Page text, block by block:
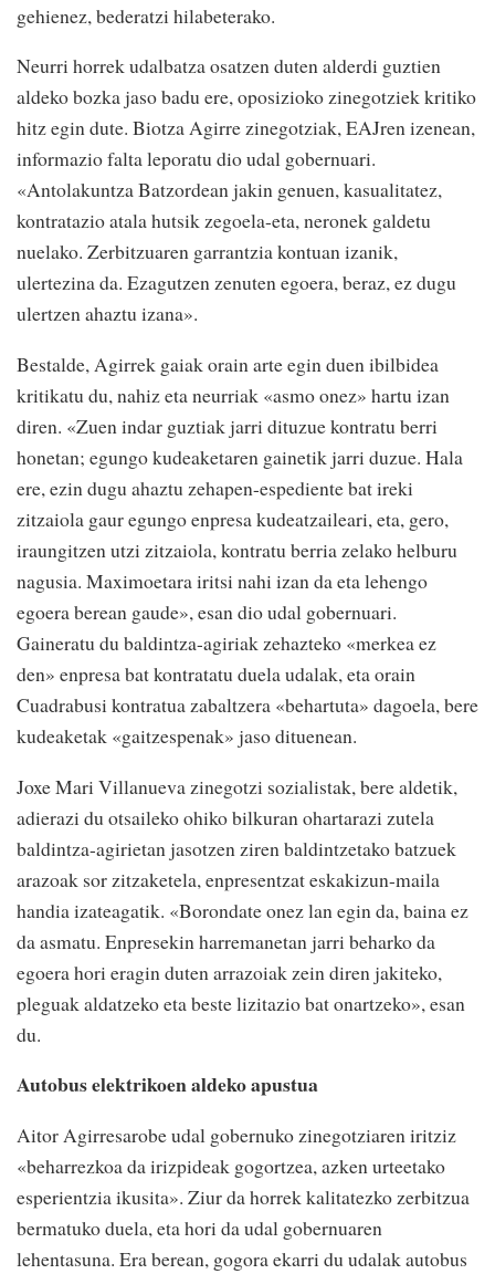
gehienez, bederatzi hilabeterako.
Neurri horrek udalbatza osatzen duten alderdi guztien
aldeko bozka jaso badu ere, oposizioko zinegotziek kritiko
hitz egin dute. Biotza Agirre zinegotziak, EAJren izenean,
informazio falta leporatu dio udal gobernuari.
«Antolakuntza Batzordean jakin genuen, kasualitatez,
kontratazio atala hutsik zegoela-eta, neronek galdetu
nuelako. Zerbitzuaren garrantzia kontuan izanik,
ulertezina da. Ezagutzen zenuten egoera, beraz, ez dugu
ulertzen ahaztu izana».
Bestalde, Agirrek gaiak orain arte egin duen ibilbidea
kritikatu du, nahiz eta neurriak «asmo onez» hartu izan
diren. «Zuen indar guztiak jarri dituzue kontratu berri
honetan; egungo kudeaketaren gainetik jarri duzue. Hala
ere, ezin dugu ahaztu zehapen-espediente bat ireki
zitzaiola gaur egungo enpresa kudeatzaileari, eta, gero,
iraungitzen utzi zitzaiola, kontratu berria zelako helburu
nagusia. Maximoetara iritsi nahi izan da eta lehengo
egoera berean gaude», esan dio udal gobernuari.
Gaineratu du baldintza-agiriak zehazteko «merkea ez
den» enpresa bat kontratatu duela udalak, eta orain
Cuadrabusi kontratua zabaltzera «behartuta» dagoela, bere
kudeaketak «gaitzespenak» jaso dituenean.
Joxe Mari Villanueva zinegotzi sozialistak, bere aldetik,
adierazi du otsaileko ohiko bilkuran ohartarazi zutela
baldintza-agirietan jasotzen ziren baldintzetako batzuek
arazoak sor zitzaketela, enpresentzat eskakizun-maila
handia izateagatik. «Borondate onez lan egin da, baina ez
da asmatu. Enpresekin harremanetan jarri beharko da
egoera hori eragin duten arrazoiak zein diren jakiteko,
pleguak aldatzeko eta beste lizitazio bat onartzeko», esan
du.
Autobus elektrikoen aldeko apustua
Aitor Agirresarobe udal gobernuko zinegotziaren iritziz
«beharrezkoa da irizpideak gogortzea, azken urteetako
esperientzia ikusita». Ziur da horrek kalitatezko zerbitzua
bermatuko duela, eta hori da udal gobernuaren
lehentasuna. Era berean, gogora ekarri du udalak autobus